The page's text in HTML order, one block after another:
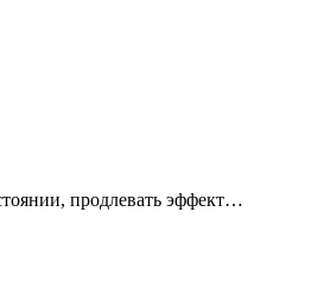
продлевать эффект…